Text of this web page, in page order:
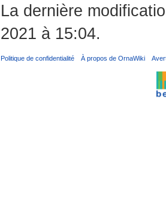
La dernière
2021 à 15:04.
Politique de confidentialité À propos de OrnaWiki